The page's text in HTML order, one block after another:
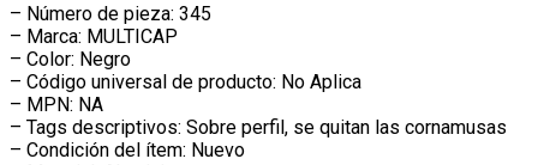
– Número de pieza: 345
– Marca: MULTICAP
– Color: Negro
– Código universal de producto: No Aplica
– MPN: NA
– Tags descriptivos: Sobre perfil, se quitan las cornamusas
– Condición del ítem: Nuevo